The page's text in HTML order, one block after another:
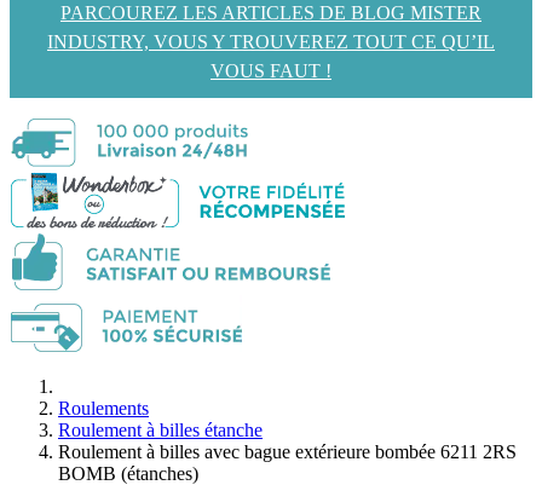
PARCOUREZ LES ARTICLES DE BLOG MISTER
INDUSTRY, VOUS Y TROUVEREZ TOUT CE QU’IL
VOUS FAUT !
Roulements
Roulement à billes étanche
Roulement à billes avec bague extérieure bombée 6211 2RS
BOMB (étanches)